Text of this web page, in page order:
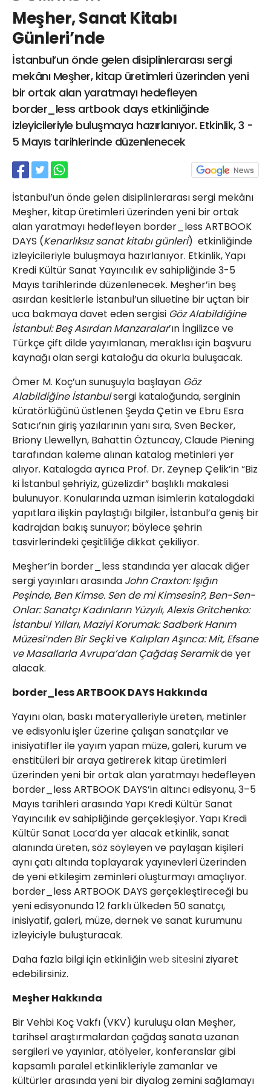
Meşher, Sanat Kitabı
Günleri’nde
İstanbul’un önde gelen disiplinlerarası sergi
mekânı Meşher, kitap üretimleri üzerinden yeni
bir ortak alan yaratmayı hedefleyen
border_less artbook days etkinliğinde
izleyicileriyle buluşmaya hazırlanıyor. Etkinlik, 3 -
5 Mayıs tarihlerinde düzenlenecek
İstanbul’un önde gelen disiplinlerarası sergi mekânı
Meşher, kitap üretimleri üzerinden yeni bir ortak
alan yaratmayı hedefleyen border_less ARTBOOK
DAYS (Kenarlıksız sanat kitabı günleri) etkinliğinde
izleyicileriyle buluşmaya hazırlanıyor. Etkinlik, Yapı
Kredi Kültür Sanat Yayıncılık ev sahipliğinde 3-5
Mayıs tarihlerinde düzenlenecek. Meşher’in beş
asırdan kesitlerle İstanbul’un siluetine bir uçtan bir
uca bakmaya davet eden sergisi Göz Alabildiğine
İstanbul: Beş Asırdan Manzaralar’ın İngilizce ve
Türkçe çift dilde yayımlanan, meraklısı için başvuru
kaynağı olan sergi kataloğu da okurla buluşacak.
Ömer M. Koç’un sunuşuyla başlayan Göz
Alabildiğine İstanbulsergi kataloğunda, serginin
küratörlüğünü üstlenen Şeyda Çetin ve Ebru Esra
Satıcı’nın giriş yazılarının yanı sıra, Sven Becker,
Briony Llewellyn, Bahattin Öztuncay, Claude Piening
tarafından kaleme alınan katalog metinleri yer
alıyor. Katalogda ayrıca Prof. Dr. Zeynep Çelik’in “Biz
ki İstanbul şehriyiz, güzelizdir” başlıklı makalesi
bulunuyor. Konularında uzman isimlerin katalogdaki
yapıtlara ilişkin paylaştığı bilgiler, İstanbul’a geniş bir
kadrajdan bakış sunuyor; böylece şehrin
tasvirlerindeki çeşitliliğe dikkat çekiliyor.
Meşher’in border_less standında yer alacak diğer
sergi yayınları arasında John Craxton: Işığın
Peşinde, Ben Kimse. Sen de mi Kimsesin?, Ben-Sen-
Onlar: Sanatçı Kadınların Yüzyılı,Alexis Gritchenko:
İstanbul Yılları, Maziyi Korumak: Sadberk Hanım
Müzesi’nden Bir Seçkive Kalıpları Aşınca: Mit, Efsane
ve Masallarla Avrupa’dan Çağdaş Seramikde yer
alacak.
border_less ARTBOOK DAYS Hakkında
Yayını olan, baskı materyalleriyle üreten, metinler
ve edisyonlu işler üzerine çalışan sanatçılar ve
inisiyatifler ile yayım yapan müze, galeri, kurum ve
enstitüleri bir araya getirerek kitap üretimleri
üzerinden yeni bir ortak alan yaratmayı hedefleyen
border_less ARTBOOK DAYS’in altıncı edisyonu, 3–5
Mayıs tarihleri arasında Yapı Kredi Kültür Sanat
Yayıncılık ev sahipliğinde gerçekleşiyor. Yapı Kredi
Kültür Sanat Loca’da yer alacak etkinlik, sanat
alanında üreten, söz söyleyen ve paylaşan kişileri
aynı çatı altında toplayarak yayınevleri üzerinden
de yeni etkileşim zeminleri oluşturmayı amaçlıyor.
border_less ARTBOOK DAYS gerçekleştireceği bu
yeni edisyonunda 12 farklı ülkeden 50 sanatçı,
inisiyatif, galeri, müze, dernek ve sanat kurumunu
izleyiciyle buluşturacak.
Daha fazla bilgi için etkinliğinweb sitesini ziyaret
edebilirsiniz.
Meşher Hakkında
Bir Vehbi Koç Vakfı (VKV) kuruluşu olan Meşher,
tarihsel araştırmalardan çağdaş sanata uzanan
sergileri ve yayınlar, atölyeler, konferanslar gibi
kapsamlı paralel etkinlikleriyle zamanlar ve
kültürler arasında yeni bir diyalog zemini sağlamayı
Hacı Halil Mahallesi, İsmetpaşa
Caddesi, Beşiroğlu Altın Han Kat: 1
(BİLKAR)Gebze - KOCAELİ
aktanuslu@gmail.com